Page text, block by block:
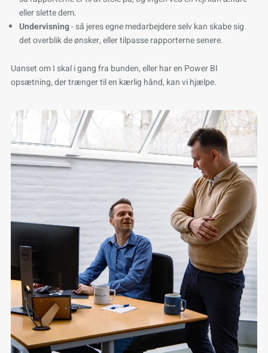
eller slette dem.
Undervisning- så jeres egne medarbejdere selv kan skabe sig
det overblik de ønsker, eller tilpasse rapporterne senere.
Uanset om I skal i gang fra bunden, eller har en Power BI
opsætning, der trænger til en kærlig hånd, kan vi hjælpe.